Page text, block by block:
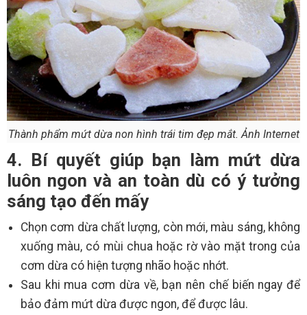
Thành phẩm mứt dừa non hình trái tim đẹp mắt. Ảnh Internet
4. Bí quyết giúp bạn làm mứt dừa
luôn ngon và an toàn dù có ý tưởng
sáng tạo đến mấy
Chọn cơm dừa chất lượng, còn mới, màu sáng, không
xuống màu, có mùi chua hoặc rờ vào mặt trong của
cơm dừa có hiện tượng nhão hoặc nhớt.
Sau khi mua cơm dừa về, bạn nên chế biến ngay để
bảo đảm mứt dừa được ngon, để được lâu.